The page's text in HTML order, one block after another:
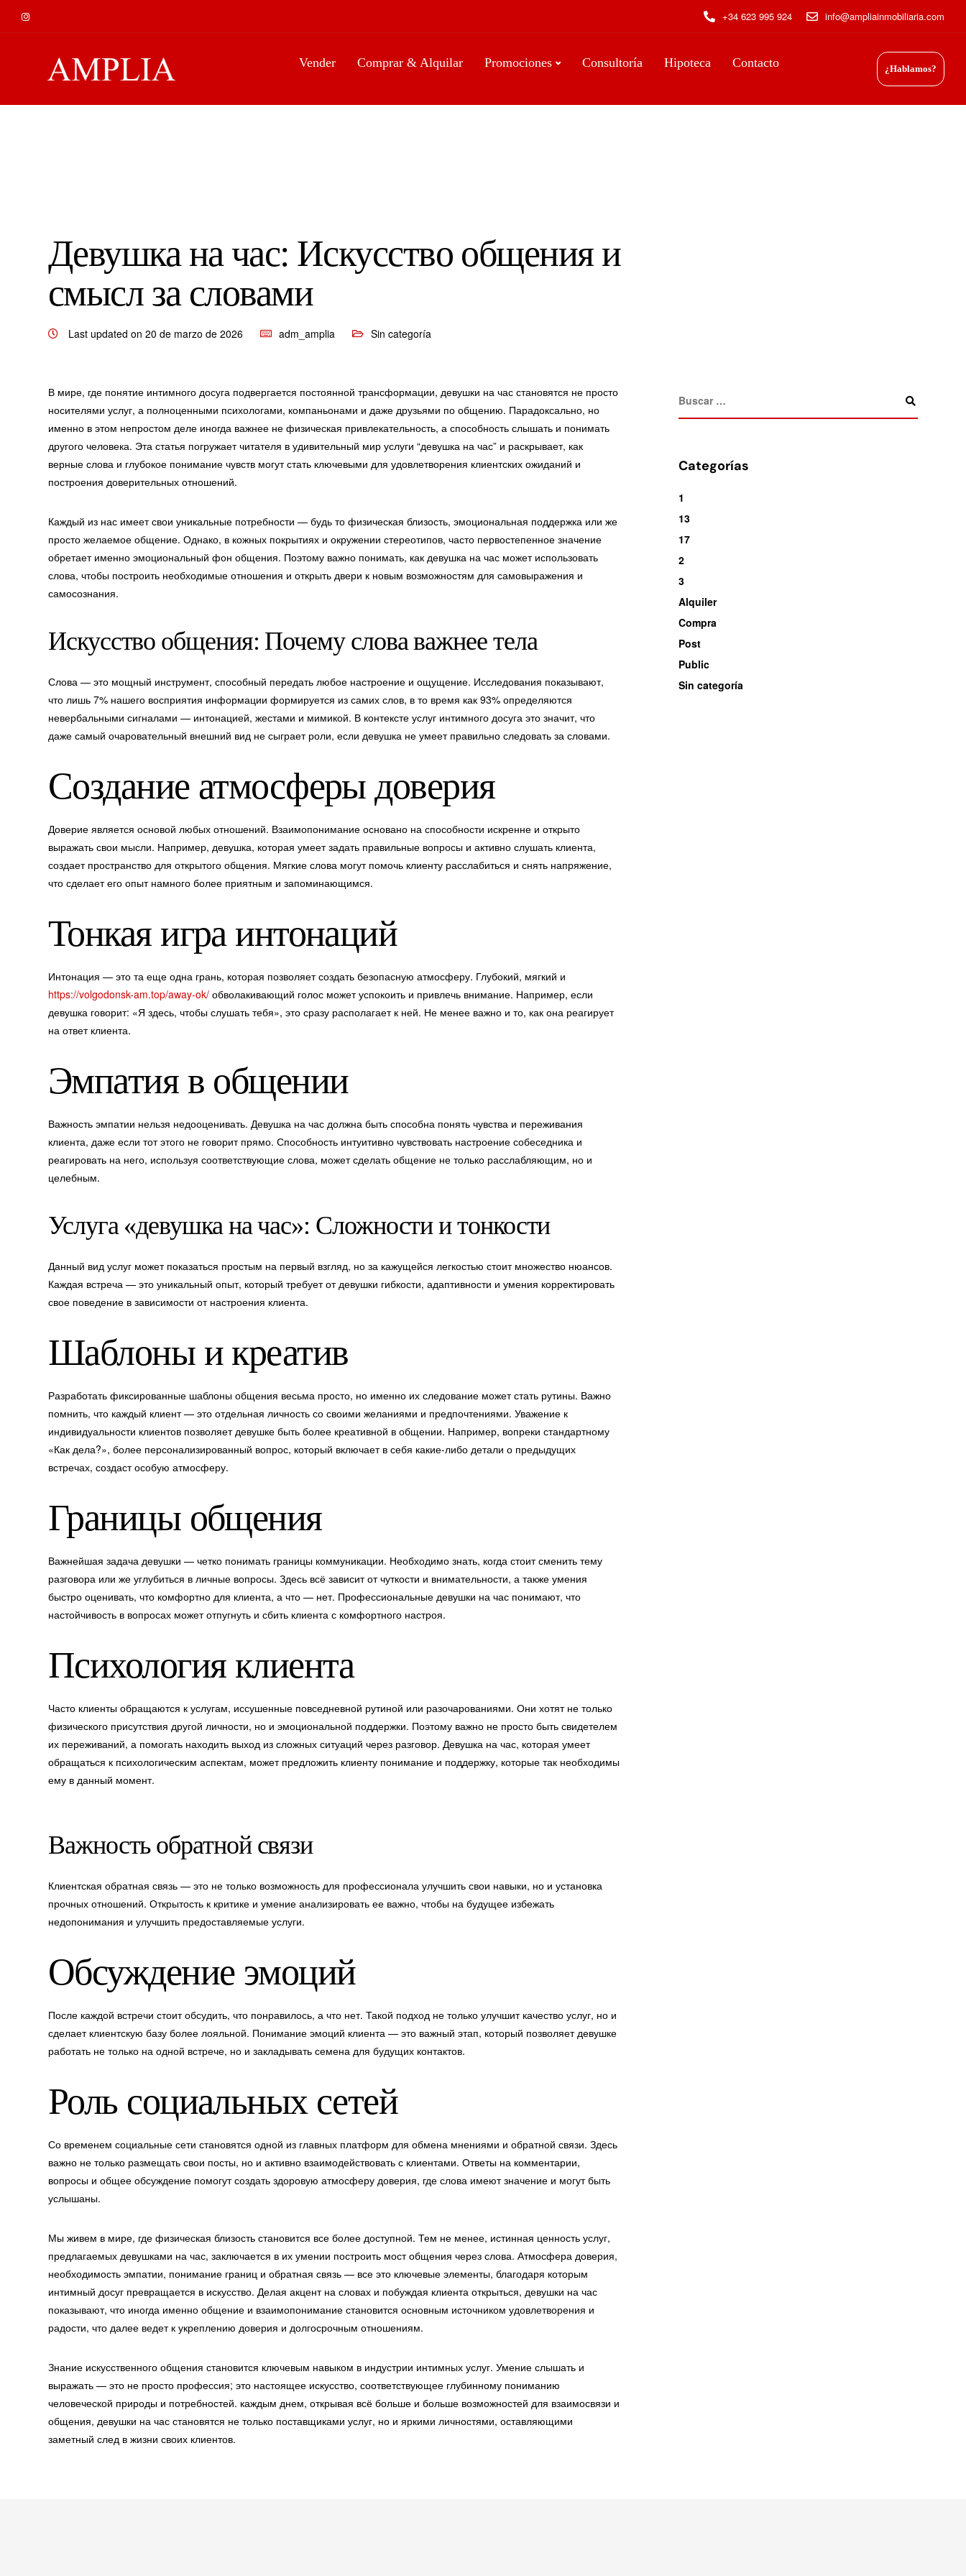
+34 623 995 924 info@ampliainmobiliaria.com
Vender Comprar & Alquilar Promociones Consultoría Hipoteca Contacto ¿Hablamos?
Девушка на час: Искусство общения и
смысл за словами
Last updated on 20 de marzo de 2026 adm_amplia Sin categoría
В мире, где понятие интимного досуга подвергается постоянной трансформации, девушки на час становятся не просто
носителями услуг, а полноценными психологами, компаньонами и даже друзьями по общению. Парадоксально, но
именно в этом непростом деле иногда важнее не физическая привлекательность, а способность слышать и понимать
другого человека. Эта статья погружает читателя в удивительный мир услуги “девушка на час” и раскрывает, как
верные слова и глубокое понимание чувств могут стать ключевыми для удовлетворения клиентских ожиданий и
построения доверительных отношений.
Каждый из нас имеет свои уникальные потребности — будь то физическая близость, эмоциональная поддержка или же
просто желаемое общение. Однако, в кожных покрытиях и окружении стереотипов, часто первостепенное значение
обретает именно эмоциональный фон общения. Поэтому важно понимать, как девушка на час может использовать
слова, чтобы построить необходимые отношения и открыть двери к новым возможностям для самовыражения и
самосознания.
Искусство общения: Почему слова важнее тела
Слова — это мощный инструмент, способный передать любое настроение и ощущение. Исследования показывают,
что лишь 7% нашего восприятия информации формируется из самих слов, в то время как 93% определяются
невербальными сигналами — интонацией, жестами и мимикой. В контексте услуг интимного досуга это значит, что
даже самый очаровательный внешний вид не сыграет роли, если девушка не умеет правильно следовать за словами.
Создание атмосферы доверия
Доверие является основой любых отношений. Взаимопонимание основано на способности искренне и открыто
выражать свои мысли. Например, девушка, которая умеет задать правильные вопросы и активно слушать клиента,
создает пространство для открытого общения. Мягкие слова могут помочь клиенту расслабиться и снять напряжение,
что сделает его опыт намного более приятным и запоминающимся.
Тонкая игра интонаций
Интонация — это та еще одна грань, которая позволяет создать безопасную атмосферу. Глубокий, мягкий и
https://volgodonsk-am.top/away-ok/ обволакивающий голос может успокоить и привлечь внимание. Например, если
девушка говорит: «Я здесь, чтобы слушать тебя», это сразу располагает к ней. Не менее важно и то, как она реагирует
на ответ клиента.
Эмпатия в общении
Важность эмпатии нельзя недооценивать. Девушка на час должна быть способна понять чувства и переживания
клиента, даже если тот этого не говорит прямо. Способность интуитивно чувствовать настроение собеседника и
реагировать на него, используя соответствующие слова, может сделать общение не только расслабляющим, но и
целебным.
Услуга «девушка на час»: Сложности и тонкости
Данный вид услуг может показаться простым на первый взгляд, но за кажущейся легкостью стоит множество нюансов.
Каждая встреча — это уникальный опыт, который требует от девушки гибкости, адаптивности и умения корректировать
свое поведение в зависимости от настроения клиента.
Шаблоны и креатив
Разработать фиксированные шаблоны общения весьма просто, но именно их следование может стать рутины. Важно
помнить, что каждый клиент — это отдельная личность со своими желаниями и предпочтениями. Уважение к
индивидуальности клиентов позволяет девушке быть более креативной в общении. Например, вопреки стандартному
«Как дела?», более персонализированный вопрос, который включает в себя какие-либо детали о предыдущих
встречах, создаст особую атмосферу.
Границы общения
Важнейшая задача девушки — четко понимать границы коммуникации. Необходимо знать, когда стоит сменить тему
разговора или же углубиться в личные вопросы. Здесь всё зависит от чуткости и внимательности, а также умения
быстро оценивать, что комфортно для клиента, а что — нет. Профессиональные девушки на час понимают, что
настойчивость в вопросах может отпугнуть и сбить клиента с комфортного настроя.
Психология клиента
Часто клиенты обращаются к услугам, иссушенные повседневной рутиной или разочарованиями. Они хотят не только
физического присутствия другой личности, но и эмоциональной поддержки. Поэтому важно не просто быть свидетелем
их переживаний, а помогать находить выход из сложных ситуаций через разговор. Девушка на час, которая умеет
обращаться к психологическим аспектам, может предложить клиенту понимание и поддержку, которые так необходимы
ему в данный момент.
Важность обратной связи
Клиентская обратная связь — это не только возможность для профессионала улучшить свои навыки, но и установка
прочных отношений. Открытость к критике и умение анализировать ее важно, чтобы на будущее избежать
недопонимания и улучшить предоставляемые услуги.
Обсуждение эмоций
После каждой встречи стоит обсудить, что понравилось, а что нет. Такой подход не только улучшит качество услуг, но и
сделает клиентскую базу более лояльной. Понимание эмоций клиента — это важный этап, который позволяет девушке
работать не только на одной встрече, но и закладывать семена для будущих контактов.
Роль социальных сетей
Со временем социальные сети становятся одной из главных платформ для обмена мнениями и обратной связи. Здесь
важно не только размещать свои посты, но и активно взаимодействовать с клиентами. Ответы на комментарии,
вопросы и общее обсуждение помогут создать здоровую атмосферу доверия, где слова имеют значение и могут быть
услышаны.
Мы живем в мире, где физическая близость становится все более доступной. Тем не менее, истинная ценность услуг,
предлагаемых девушками на час, заключается в их умении построить мост общения через слова. Атмосфера доверия,
необходимость эмпатии, понимание границ и обратная связь — все это ключевые элементы, благодаря которым
интимный досуг превращается в искусство. Делая акцент на словах и побуждая клиента открыться, девушки на час
показывают, что иногда именно общение и взаимопонимание становится основным источником удовлетворения и
радости, что далее ведет к укреплению доверия и долгосрочным отношениям.
Знание искусственного общения становится ключевым навыком в индустрии интимных услуг. Умение слышать и
выражать — это не просто профессия; это настоящее искусство, соответствующее глубинному пониманию
человеческой природы и потребностей. каждым днем, открывая всё больше и больше возможностей для взаимосвязи и
общения, девушки на час становятся не только поставщиками услуг, но и яркими личностями, оставляющими
заметный след в жизни своих клиентов.
Categorías
1
13
17
2
3
Alquiler
Compra
Post
Public
Sin categoría